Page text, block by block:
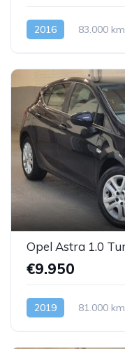
2016 83.000 km
€9.950
2019 81.000 km